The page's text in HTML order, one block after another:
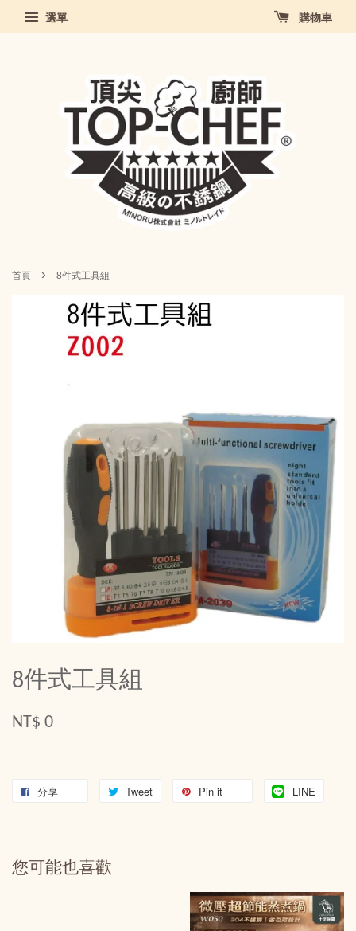
選單 購物車
首頁 › 8件式工具組
8件式工具組
NT$ 0
分享 Tweet Pin it LINE
您可能也喜歡